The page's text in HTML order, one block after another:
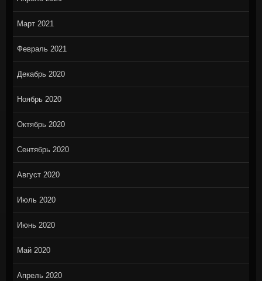
Март 2021
Февраль 2021
Декабрь 2020
Ноябрь 2020
Октябрь 2020
Сентябрь 2020
Август 2020
Июль 2020
Июнь 2020
Май 2020
Апрель 2020